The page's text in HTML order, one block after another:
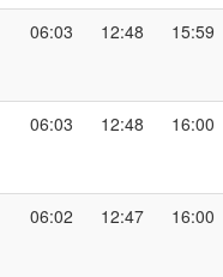
06:03 12:48 15:59
06:03 12:48 16:00
06:02 12:47 16:00